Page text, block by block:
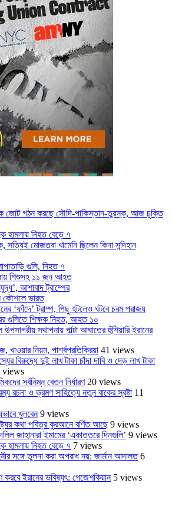
জোট গঠন করছে সৌদি-পাকিস্তান-তুরস্ক, আজ চুক্তি
হামলায় নিহত বেড়ে ৭
সত্যিই মোজতবা খামেনি ছিলেন কিনা সন্দিহান
গুলি, নিহত ৭
শিশুসহ ১১ জন আহত
আশাবাদ ট্রাম্পের
কৌশলে ভারত
‘ফাঁদে’ ট্রাম্প, পিছু হটলেও ঘটবে চরম পরাজয়
গুলিতে শিক্ষক নিহত, আহত ১০
উপসাগরীয় স্থাপনায় পাল্টা আঘাতের হুঁশিয়ারি ইরানের
খাওয়ার নিয়ম, পার্শ্বপ্রতিক্রিয়া 41 views
বিরুদ্ধে দুই লাখ টাকা চাঁদা দাবি ও দেড় লাখ টাকা
views
সর্বনিম্ন বেতন নির্ধারণ 20 views
রচনা ও ভ্রমণ সাহিত্যে নতুন বাকের স্রষ্টা 11
খুলবেন 9 views
কথা পবিত্র কুরআনে বর্ণিত আছে 9 views
জাহানারা ইমামের ‘একাত্তরে দিনগুলি’ 9 views
হামলায় নিহত বেড়ে ৭ 7 views
সঙ্গে তুলনা করা অপরাধ নয়: জার্মান আদালত 6
করবে ইরানের ভবিষ্যৎ: পেজেশকিয়ান 5 views